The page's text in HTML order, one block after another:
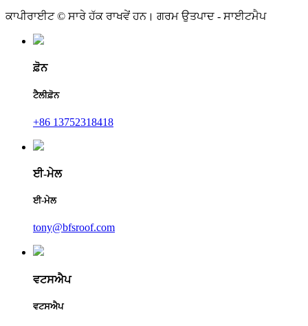
ਕਾਪੀਰਾਈਟ © ਸਾਰੇ ਹੱਕ ਰਾਖਵੇਂ ਹਨ। ਗਰਮ ਉਤਪਾਦ - ਸਾਈਟਮੈਪ
ਫ਼ੋਨ
ਟੈਲੀਫ਼ੋਨ
+86 13752318418
ਈ-ਮੇਲ
ਈ-ਮੇਲ
tony@bfsroof.com
ਵਟਸਐਪ
ਵਟਸਐਪ